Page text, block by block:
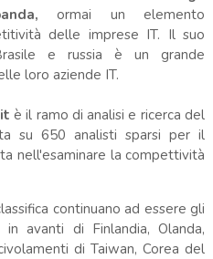
ormai un elemento
delle imprese IT. Il suo
e russia è un grande
loro aziende IT.
è il ramo di analisi e ricerca del
su 650 analisti sparsi per il
nell'esaminare la compettività
continuano ad essere gli
avanti di Finlandia, Olanda,
di Taiwan, Corea del